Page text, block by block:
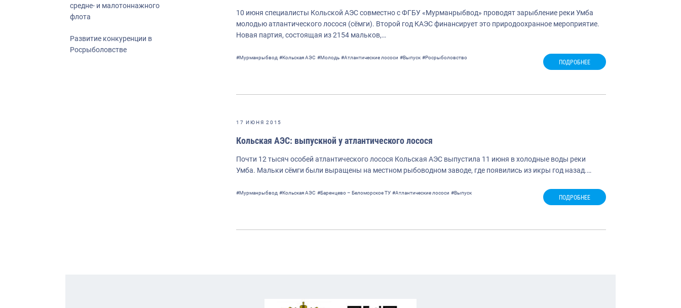
средне- и малотоннажного
флота
Развитие конкуренции в
Росрыболовстве
10 июня специалисты Кольской АЭС совместно с ФГБУ «Мурманрыбвод» проводят зарыбление реки Умба
молодью атлантического лосося (сёмги). Второй год КАЭС финансирует это природоохранное мероприятие.
Новая партия, состоящая из 2154 мальков,…
#Мурманрыбвод #Кольская АЭС #Молодь #Атлантические лососи #Выпуск #Росрыболовство
ПОДРОБНЕЕ
17 ИЮНЯ 2015
Кольская АЭС: выпускной у атлантического лосося
Почти 12 тысяч особей атлантического лосося Кольская АЭС выпустила 11 июня в холодные воды реки
Умба. Мальки сёмги были выращены на местном рыбоводном заводе, где появились из икры год назад.…
#Мурманрыбвод #Кольская АЭС #Баренцево – Беломорское ТУ #Атлантические лососи #Выпуск
ПОДРОБНЕЕ